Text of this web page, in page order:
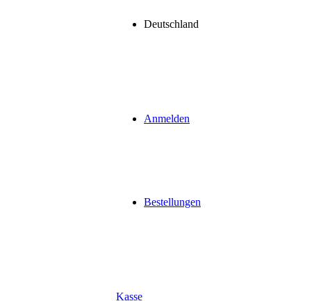
Deutschland
Anmelden
Bestellungen
Kasse